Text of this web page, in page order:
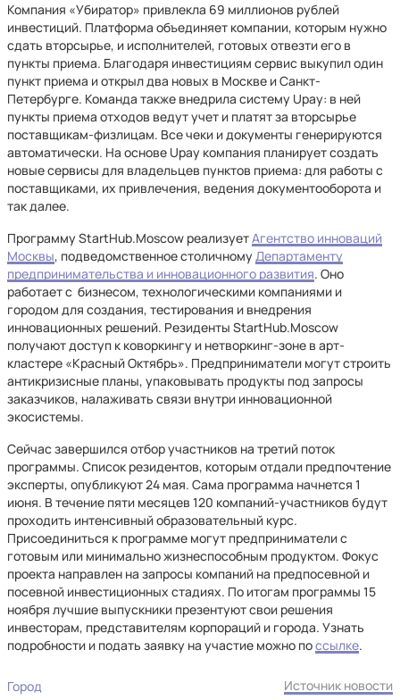
Компания «Убиратор» привлекла 69 миллионов рублей
инвестиций. Платформа объединяет компании, которым нужно
сдать вторсырье, и исполнителей, готовых отвезти его в
пункты приема. Благодаря инвестициям сервис выкупил один
пункт приема и открыл два новых в Москве и Санкт-
Петербурге. Команда также внедрила систему Upay: в ней
пункты приема отходов ведут учет и платят за вторсырье
поставщикам-физлицам. Все чеки и документы генерируются
автоматически. На основе Upay компания планирует создать
новые сервисы для владельцев пунктов приема: для работы с
поставщиками, их привлечения, ведения документооборота и
так далее.
Программу StartHub.Moscow реализуетАгентство инноваций
Москвы, подведомственное столичномуДепартаменту
предпринимательства и инновационного развития. Оно
работает с бизнесом, технологическими компаниями и
городом для создания, тестирования и внедрения
инновационных решений. Резиденты StartHub.Moscow
получают доступ к коворкингу и нетворкинг-зоне в арт-
кластере «Красный Октябрь». Предприниматели могут строить
антикризисные планы, упаковывать продукты под запросы
заказчиков, налаживать связи внутри инновационной
экосистемы.
Сейчас завершился отбор участников на третий поток
программы. Список резидентов, которым отдали предпочтение
эксперты, опубликуют 24 мая. Сама программа начнется 1
июня. В течение пяти месяцев 120 компаний-участников будут
проходить интенсивный образовательный курс.
Присоединиться к программе могут предприниматели с
готовым или минимально жизнеспособным продуктом. Фокус
проекта направлен на запросы компаний на предпосевной и
посевной инвестиционных стадиях. По итогам программы 15
ноября лучшие выпускники презентуют свои решения
инвесторам, представителям корпораций и города. Узнать
подробности и подать заявку на участие можно поссылке.
Город Источник новости